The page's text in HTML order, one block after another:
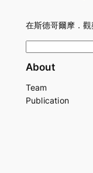
在斯德哥爾摩．
e
r
About
Team
Publication